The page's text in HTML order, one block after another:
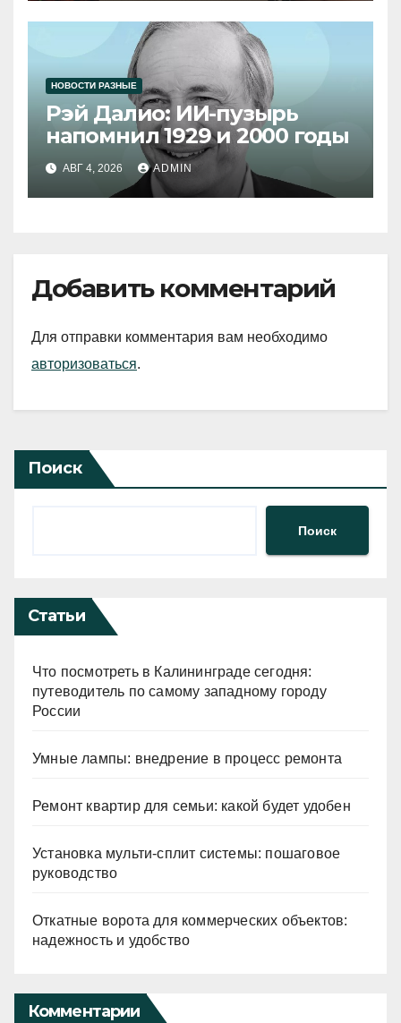
НОВОСТИ РАЗНЫЕ
Рэй Далио: ИИ-пузырь
напомнил 1929 и 2000 годы
АВГ 4, 2026 ADMIN
Добавить комментарий
Для отправки комментария вам необходимо
авторизоваться.
Поиск
Поиск
Статьи
Что посмотреть в Калининграде сегодня:
путеводитель по самому западному городу
России
Умные лампы: внедрение в процесс ремонта
Ремонт квартир для семьи: какой будет удобен
Установка мульти-сплит системы: пошаговое
руководство
Откатные ворота для коммерческих объектов:
надежность и удобство
Комментарии